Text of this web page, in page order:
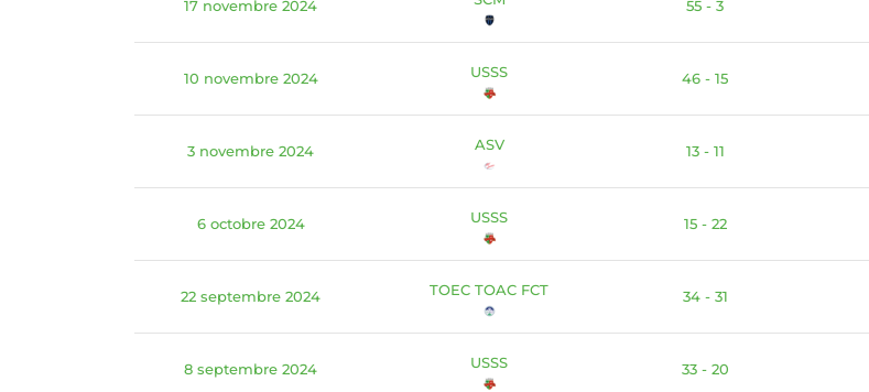
17 novembre 2024 55 - 3
10 novembre 2024 USSS 46 - 15
3 novembre 2024 ASV 13 - 11
6 octobre 2024 USSS 15 - 22
22 septembre 2024 TOEC TOAC FCT 34 - 31
8 septembre 2024 USSS 33 - 20